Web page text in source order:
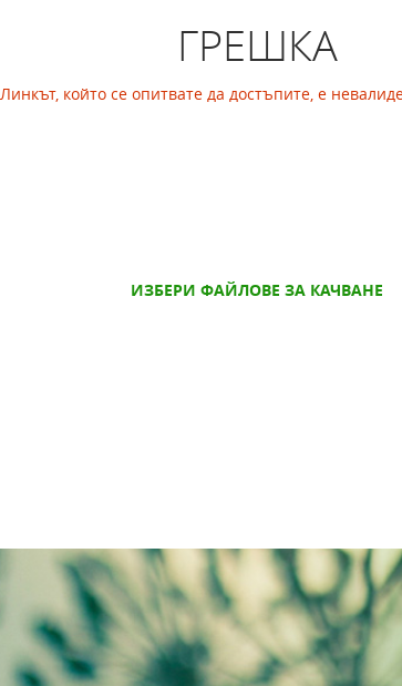
ГРЕШКА
Линкът, който се опитвате да достъпите, е
ИЗБЕРИ ФАЙЛОВЕ ЗА КАЧВАНЕ